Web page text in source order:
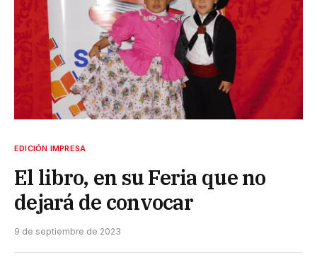
EDICIÓN IMPRESA
El libro, en su Feria que no
dejará de convocar
9 de septiembre de 2023